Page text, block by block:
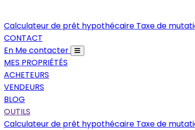
Calculateur de prêt hypothécaire Taxe de
CONTACT
En Me contacter
MES PROPRIÉTÉS
ACHETEURS
VENDEURS
BLOG
OUTILS
Calculateur de prêt hypothécaire Taxe de